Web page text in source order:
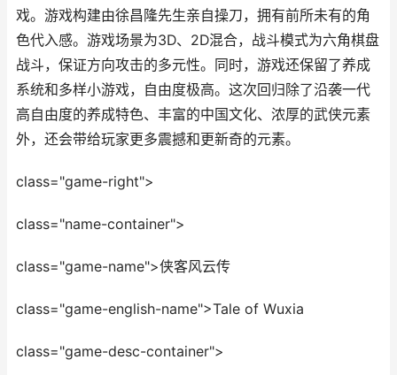
戏。游戏构建由徐昌隆先生亲自操刀，拥有前所未有的角
色代入感。游戏场景为3D、2D混合，战斗模式为六角棋盘
战斗，保证方向攻击的多元性。同时，游戏还保留了养成
系统和多样小游戏，自由度极高。这次回归除了沿袭一代
高自由度的养成特色、丰富的中国文化、浓厚的武侠元素
外，还会带给玩家更多震撼和更新奇的元素。
class="game-right">
class="name-container">
class="game-name">侠客风云传
class="game-english-name">Tale of Wuxia
class="game-desc-container">